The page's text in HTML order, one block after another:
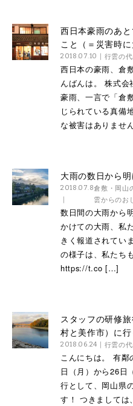
西日本豪雨のあ
こと（＝災害時
2018.07.10 行雲の
西日本の豪雨、倉
んばんは。 株式
豪雨、一言で「倉
じられている真備
な被害はありませ
大雨の数日から
2018.07.8倉敷・岡山
雲からのお
数日間の大雨から
かけての大雨、私
きく報道されてい
の様子は、私たち
https://t.co […]
スタッフの研修
村と美作市）に
2018.06.24 行雲の
こんにちは。 有
日（月）から26日
行として、岡山県
す！ つきましては